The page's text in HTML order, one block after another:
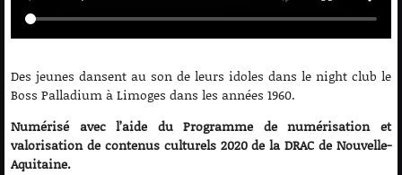
Des jeunes dansent au son de leurs idoles dans le night club le
Boss Palladium à Limoges dans les années 1960.
Numérisé avec l’aide du Programme de numérisation et
valorisation de contenus culturels 2020 de la DRAC de Nouvelle-
Aquitaine.